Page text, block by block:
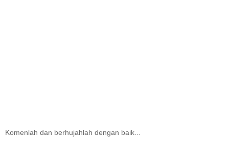
Komenlah dan berhujahlah dengan baik...